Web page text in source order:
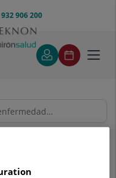
932 906 200